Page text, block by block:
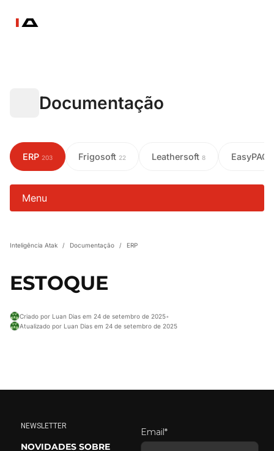
Documentação
ERP 203 Frigosoft 22 Leathersoft 8 EasyPAC
Menu
Inteligência Atak / Documentação / ERP
ESTOQUE
Criado por Luan Dias em 24 de setembro de 2025•
Atualizado por Luan Dias em 24 de setembro de 2025
NEWSLETTER
NOVIDADES SOBRE
Email*